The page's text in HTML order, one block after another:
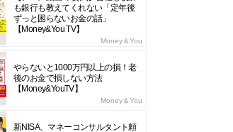
も銀行も教えてくれない「定年後
ずっと困らないお金の話」
【Money&You TV】
Money＆You
やらないと1000万円以上の損！老
後のお金で損しない方法
【Money&YouTV】
Money＆You
新NISA、マネーコンサルタント頼